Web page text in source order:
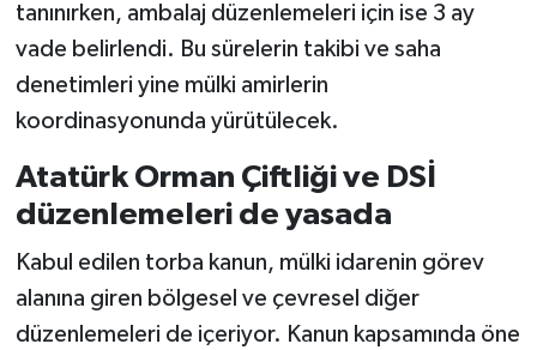
tanınırken, ambalaj düzenlemeleri için ise 3 ay
vade belirlendi. Bu sürelerin takibi ve saha
denetimleri yine mülki amirlerin
koordinasyonunda yürütülecek.
Atatürk Orman Çiftliği ve DSİ
düzenlemeleri de yasada
Kabul edilen torba kanun, mülki idarenin görev
alanına giren bölgesel ve çevresel diğer
düzenlemeleri de içeriyor. Kanun kapsamında öne